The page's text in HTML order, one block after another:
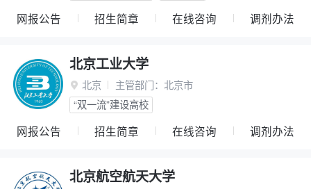
网报公告 招生简章 在线咨询 调剂办法
北京工业大学
 北京 主管部门： 北京市
“双一流”建设高校
网报公告 招生简章 在线咨询 调剂办法
北京航空航天大学